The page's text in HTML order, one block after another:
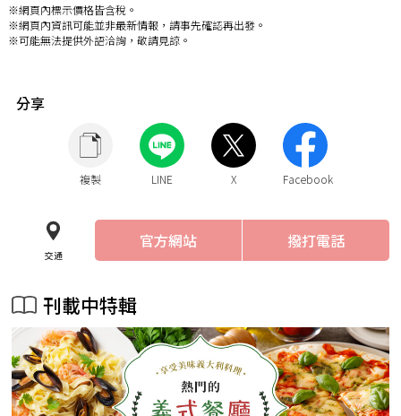
※網頁內標示價格皆含稅。
※網頁內資訊可能並非最新情報，請事先確認再出發。
※可能無法提供外語洽詢，敬請見諒。
分享
複製 LINE X Facebook
交通
官方網站 撥打電話
刊載中特輯